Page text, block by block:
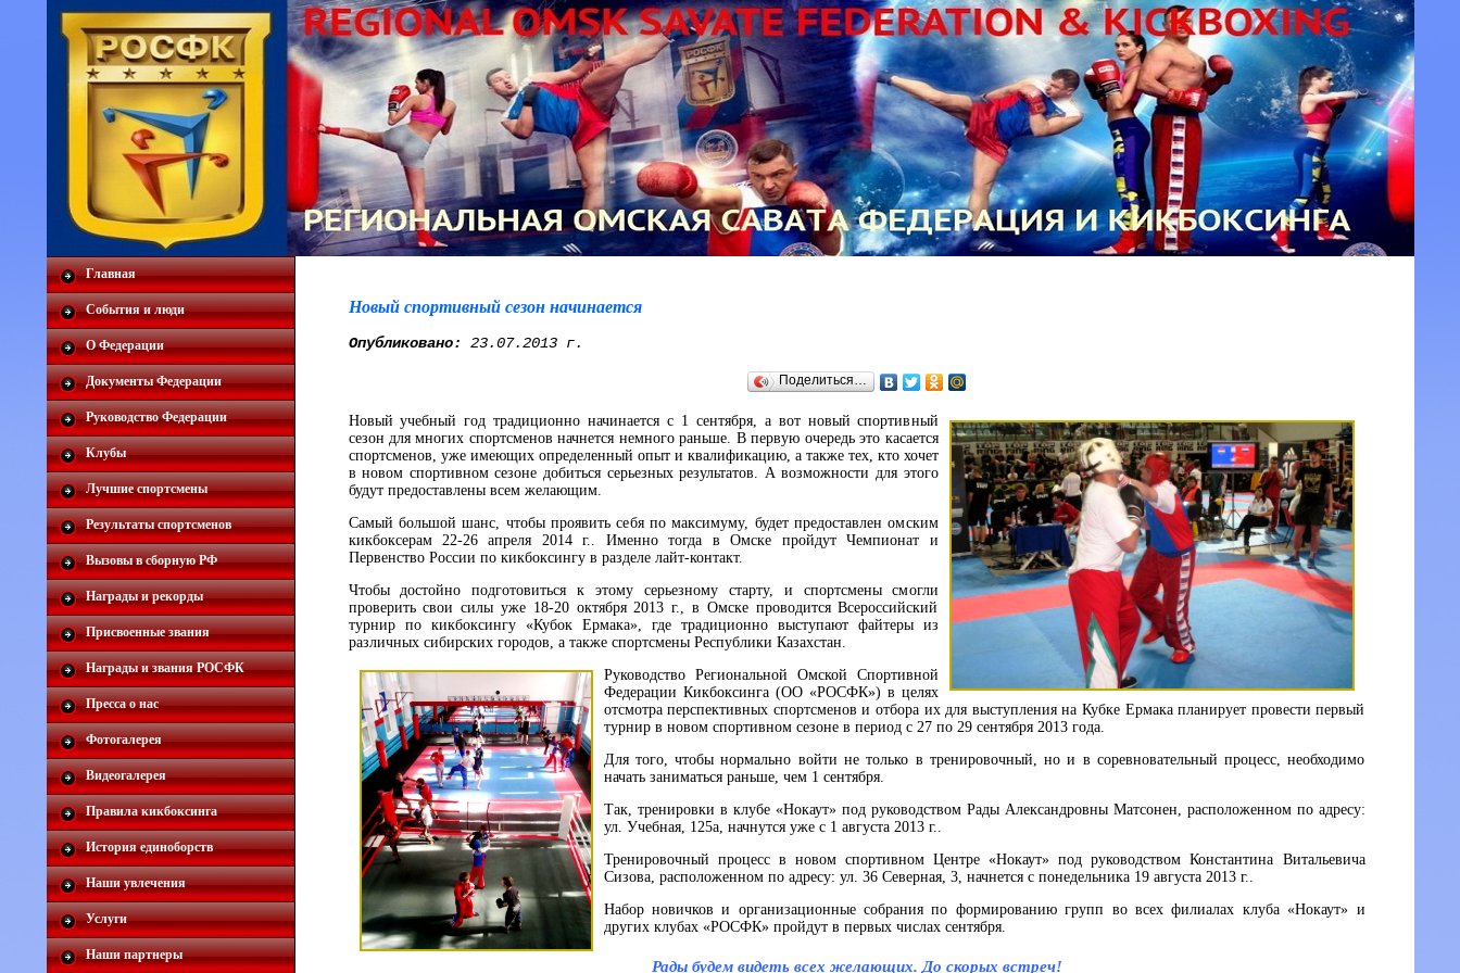
Главная
События и люди
О Федерации
Документы Федерации
Руководство Федерации
Клубы
Лучшие спортсмены
Результаты спортсменов
Вызовы в сборную РФ
Награды и рекорды
Присвоенные звания
Награды и звания РОСФК
Пресса о нас
Фотогалерея
Видеогалерея
Правила кикбоксинга
История единоборств
Наши увлечения
Услуги
Наши партнеры
Новый спортивный сезон начинается
Опубликовано: 23.07.2013 г.
Поделиться…
Новый учебный год традиционно начинается с 1 сентября, а вот новый спортивный
сезон для многих спортсменов начнется немного раньше. В первую очередь это касается
спортсменов, уже имеющих определенный опыт и квалификацию, а также тех, кто хочет
в новом спортивном сезоне добиться серьезных результатов. А возможности для этого
будут предоставлены всем желающим.
Самый большой шанс, чтобы проявить себя по максимуму, будет предоставлен омским
кикбоксерам 22-26 апреля 2014 г.. Именно тогда в Омске пройдут Чемпионат и
Первенство России по кикбоксингу в разделе лайт-контакт.
Чтобы достойно подготовиться к этому серьезному старту, и спортсмены смогли
проверить свои силы уже 18-20 октября 2013 г., в Омске проводится Всероссийский
турнир по кикбоксингу «Кубок Ермака», где традиционно выступают файтеры из
различных сибирских городов, а также спортсмены Республики Казахстан.
Руководство Региональной Омской Спортивной
Федерации Кикбоксинга (ОО «РОСФК») в целях
отсмотра перспективных спортсменов и отбора их для выступления на Кубке Ермака планирует провести первый
турнир в новом спортивном сезоне в период с 27 по 29 сентября 2013 года.
Для того, чтобы нормально войти не только в тренировочный, но и в соревновательный процесс, необходимо
начать заниматься раньше, чем 1 сентября.
Так, тренировки в клубе «Нокаут» под руководством Рады Александровны Матсонен, расположенном по адресу:
ул. Учебная, 125а, начнутся уже с 1 августа 2013 г..
Тренировочный процесс в новом спортивном Центре «Нокаут» под руководством Константина Витальевича
Сизова, расположенном по адресу: ул. 36 Северная, 3, начнется с понедельника 19 августа 2013 г..
Набор новичков и организационные собрания по формированию групп во всех филиалах клуба «Нокаут» и
других клубах «РОСФК» пройдут в первых числах сентября.
Рады будем видеть всех желающих. До скорых встреч!